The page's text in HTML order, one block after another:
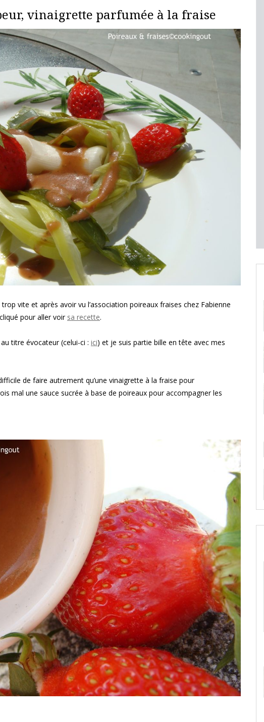
vinaigrette parfumée à la fraise
vite et après avoir vu l’association poireaux fraises chez Fabienne
pour aller voir sa recette.
titre évocateur (celui-ci : ici) et je suis partie bille en tête avec mes
de faire autrement qu’une vinaigrette à la fraise pour
mal une sauce sucrée à base de poireaux pour accompagner les